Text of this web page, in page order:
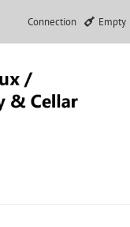
Connection Empty